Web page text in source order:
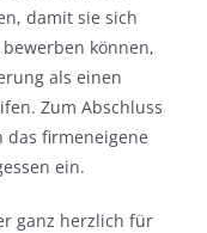
damit sie sich
können,
als einen
Zum Abschluss
das firmeneigene
ein.
ganz herzlich für